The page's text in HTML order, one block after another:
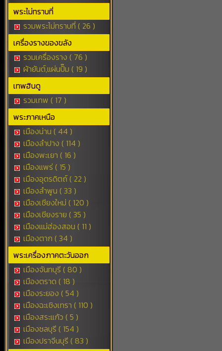
พระไม่ทราบที่
รวมพระไม่ทราบที่ ( 26 )
เครื่องรางของขลัง
รวมเครื่องราง ( 76 )
ผ้ายันต์,แผ่นปั๊ม ( 19 )
เทพฮินดู
รวมเทพ ( 17 )
พระภาคเหนือ
เมืองน่าน ( 44 )
เมืองลำปาง ( 114 )
เมืองพะเยา ( 16 )
เมืองแพร่ ( 15 )
เมืองอุตรดิตถ์ ( 22 )
เมืองลำพูน ( 33 )
เมืองเชียงใหม่ ( 120 )
เมืองเชียงราย ( 35 )
เมืองแม่ฮ่องสอน ( 11 )
เมืองตาก ( 34 )
พระเครื่องภาคตะวันออก
เมืองจันทบุรี ( 80 )
เมืองตราด ( 18 )
เมืองระยอง ( 54 )
เมืองฉะเชิงเทรา ( 110 )
เมืองสระแก้ว ( 5 )
เมืองชลบุรี ( 154 )
เมืองปราจีนบุรี ( 83 )